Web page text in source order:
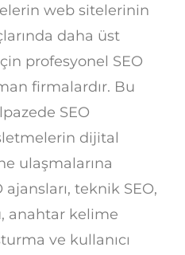
web sitelerinin
daha üst
profesyonel SEO
firmalardır. Bu
SEO
dijital
ulaşmalarına
ajansları, teknik SEO,
anahtar kelime
ve kullanıcı